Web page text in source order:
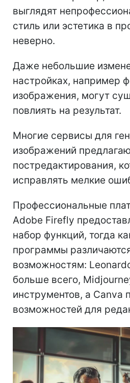
выглядят
стиль или эстетика в
неверно.
Даже небольшие
настройках, например
изображения, могут
повлиять на результат.
Многие сервисы для
изображений
постредактирования,
исправлять мелкие
Профессиональные
Adobe Firefly
набор функций, тогда
программы
возможностям:
больше всего,
инструментов, а Canva
возможностей для